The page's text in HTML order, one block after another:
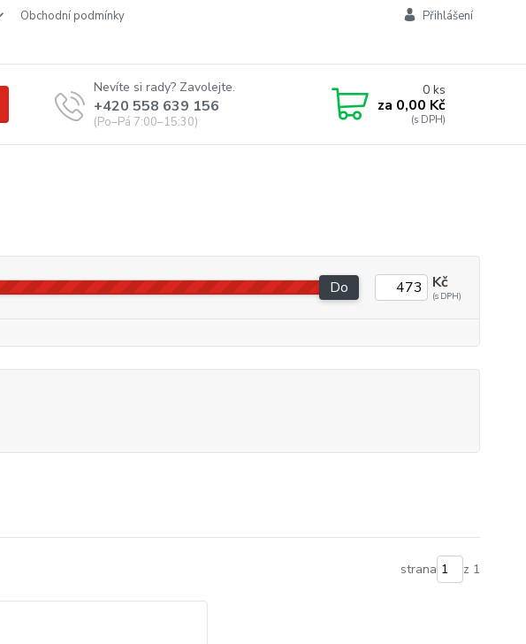
obchodní podmínky
Přihlášení
Nevíte si rady? Zavolejte.
+420 558 639 156
(Po–Pá 7:00–15:30)
0ks
za 0,00 Kč
Do Kč
strana z 1